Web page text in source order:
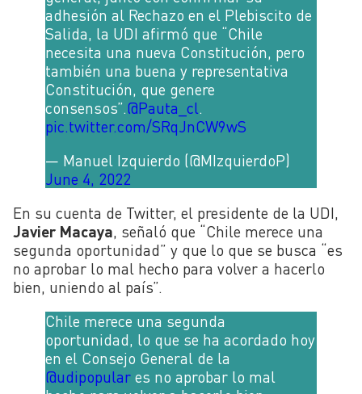
adhesión al Rechazo en el Plebiscito de
Salida, la UDI afirmó que “Chile
necesita una nueva Constitución, pero
también una buena y representativa
Constitución, que genere
consensos”.@Pauta_cl.
pic.twitter.com/SRqJnCW9wS
— Manuel Izquierdo (@MIzquierdoP)
June 4, 2022
En su cuenta de Twitter, el presidente de la UDI,
Javier Macaya, señaló que “Chile merece una
segunda oportunidad” y que lo que se busca “es
no aprobar lo mal hecho para volver a hacerlo
bien, uniendo al país”.
Chile merece una segunda
oportunidad, lo que se ha acordado hoy
en el Consejo General de la
@udipopular es no aprobar lo mal